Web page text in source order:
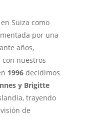
Suiza como
por una
años,
nuestros
1996decidimos
y Brigitte
trayendo
de